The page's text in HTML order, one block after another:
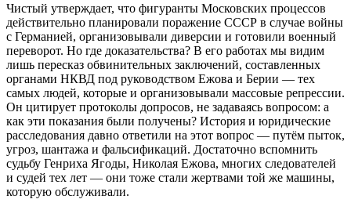
Чистый утверждает, что фигуранты Московских процессов
действительно планировали поражение СССР в случае войны
с Германией, организовывали диверсии и готовили военный
переворот. Но где доказательства? В его работах мы видим
лишь пересказ обвинительных заключений, составленных
органами НКВД под руководством Ежова и Берии — тех
самых людей, которые и организовывали массовые репрессии.
Он цитирует протоколы допросов, не задаваясь вопросом: а
как эти показания были получены? История и юридические
расследования давно ответили на этот вопрос — путём пыток,
угроз, шантажа и фальсификаций. Достаточно вспомнить
судьбу Генриха Ягоды, Николая Ежова, многих следователей
и судей тех лет — они тоже стали жертвами той же машины,
которую обслуживали.